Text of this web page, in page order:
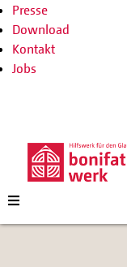
Presse
Download
Kontakt
Jobs